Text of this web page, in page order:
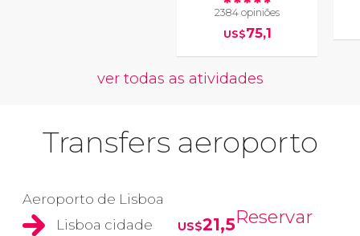
2384 opiniões
US$75,1
ver todas as atividades
Transfers aeroporto
Aeroporto de Lisboa
Lisboa cidade
US$21,5Reservar